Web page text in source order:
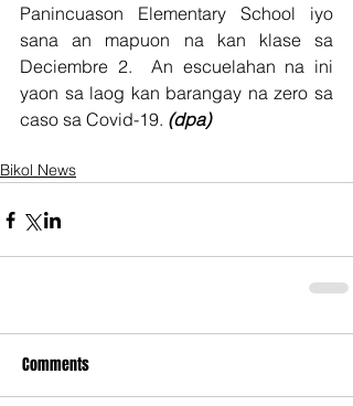
Panincuason Elementary School iyo
sana an mapuon na kan klase sa
Deciembre 2.  An escuelahan na ini
yaon sa laog kan barangay na zero sa
caso sa Covid-19. (dpa)
Bikol News
Comments